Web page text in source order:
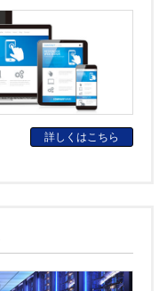
詳しくはこちら